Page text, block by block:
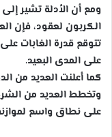
ومع أن الأدلة تشير
الكربون لعقود، فإن
تتوقع قدرة الغابات
على المدى البعيد.
كما أعلنت العديد من
وتخطط العديد من
على نطاق واسع